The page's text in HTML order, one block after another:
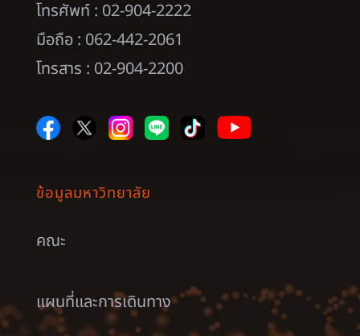
โทรศัพท์ : 02-904-2222
มือถือ : 062-442-2061
โทรสาร : 02-904-2200
ข้อมูลมหาวิทยาลัย
คณะ
แผนที่และการเดินทาง